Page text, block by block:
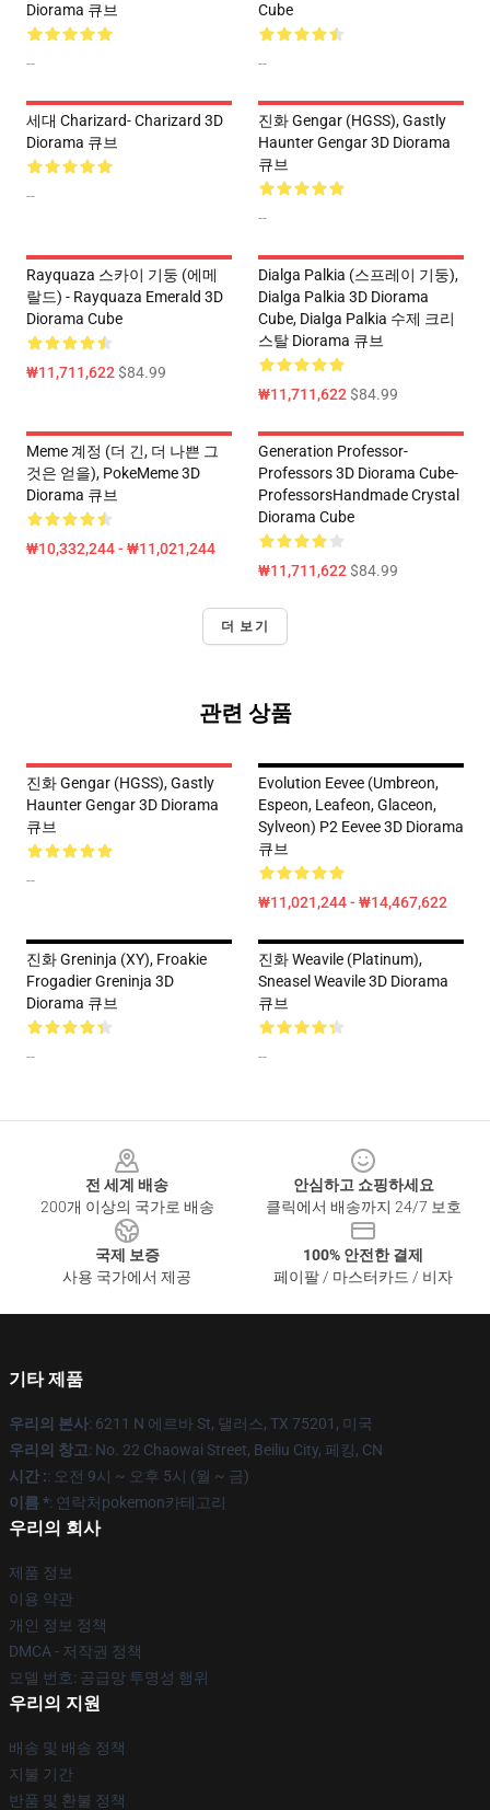
Diorama 큐브
--
Cube
--
세대 Charizard- Charizard 3D
Diorama 큐브
--
진화 Gengar (HGSS), Gastly
Haunter Gengar 3D Diorama
큐브
--
Rayquaza 스카이 기둥 (에메
랄드) - Rayquaza Emerald 3D
Diorama Cube
₩11,711,622$84.99
Dialga Palkia (스프레이 기둥),
Dialga Palkia 3D Diorama
Cube, Dialga Palkia 수제 크리
스탈 Diorama 큐브
₩11,711,622$84.99
Meme 계정 (더 긴, 더 나쁜 그
것은 얻을), PokeMeme 3D
Diorama 큐브
₩10,332,244 - ₩11,021,244
Generation Professor-
Professors 3D Diorama Cube-
ProfessorsHandmade Crystal
Diorama Cube
₩11,711,622$84.99
더 보기
관련 상품
진화 Gengar (HGSS), Gastly
Haunter Gengar 3D Diorama
큐브
--
Evolution Eevee (Umbreon,
Espeon, Leafeon, Glaceon,
Sylveon) P2 Eevee 3D Diorama
큐브
₩11,021,244 - ₩14,467,622
진화 Greninja (XY), Froakie
Frogadier Greninja 3D
Diorama 큐브
--
진화 Weavile (Platinum),
Sneasel Weavile 3D Diorama
큐브
--
전 세계 배송
200개 이상의 국가로 배송
안심하고 쇼핑하세요
클릭에서 배송까지 24/7 보호
국제 보증
사용 국가에서 제공
100% 안전한 결제
페이팔 / 마스터카드 / 비자
기타 제품
우리의 본사: 6211 N 에르바 St, 댈러스, TX 75201, 미국
우리의 창고: No. 22 Chaowai Street, Beiliu City, 페킹, CN
시간 :: 오전 9시 ~ 오후 5시 (월 ~ 금)
이름 *: 연락처pokemon카테고리
우리의 회사
제품 정보
이용 약관
개인 정보 정책
DMCA - 저작권 정책
모델 번호: 공급망 투명성 행위
우리의 지원
배송 및 배송 정책
지불 기간
반품 및 환불 정책